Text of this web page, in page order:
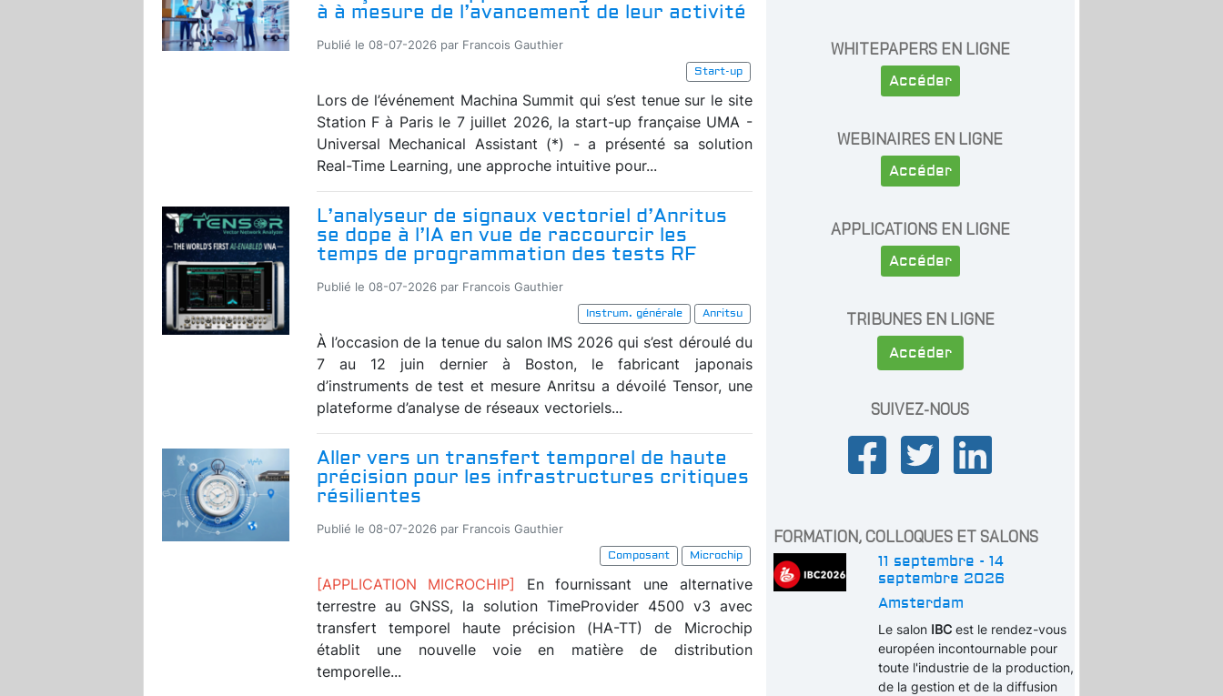
à à mesure de l’avancement de leur activité
Publié le 08-07-2026 par Francois Gauthier
Start-up
Lors de l’événement Machina Summit qui s’est tenue sur le site
Station F à Paris le 7 juillet 2026, la start-up française UMA -
Universal Mechanical Assistant (*) - a présenté sa solution
Real-Time Learning, une approche intuitive pour...
L’analyseur de signaux vectoriel d’Anritus
se dope à l’IA en vue de raccourcir les
temps de programmation des tests RF
Publié le 08-07-2026 par Francois Gauthier
Instrum. générale
Anritsu
À l’occasion de la tenue du salon IMS 2026 qui s’est déroulé du
7 au 12 juin dernier à Boston, le fabricant japonais
d’instruments de test et mesure Anritsu a dévoilé Tensor, une
plateforme d’analyse de réseaux vectoriels...
Aller vers un transfert temporel de haute
précision pour les infrastructures critiques
résilientes
Publié le 08-07-2026 par Francois Gauthier
Composant
Microchip
[APPLICATION MICROCHIP] En fournissant une alternative
terrestre au GNSS, la solution TimeProvider 4500 v3 avec
transfert temporel haute précision (HA-TT) de Microchip
établit une nouvelle voie en matière de distribution
temporelle...
WHITEPAPERS EN LIGNE
Accéder
WEBINAIRES EN LIGNE
Accéder
APPLICATIONS EN LIGNE
Accéder
TRIBUNES EN LIGNE
Accéder
SUIVEZ-NOUS
FORMATION, COLLOQUES ET SALONS
11 septembre - 14
septembre 2026
Amsterdam
Le salonIBC est le rendez-vous
européen incontournable pour
toute l'industrie de la production,
de la gestion et de la diffusion